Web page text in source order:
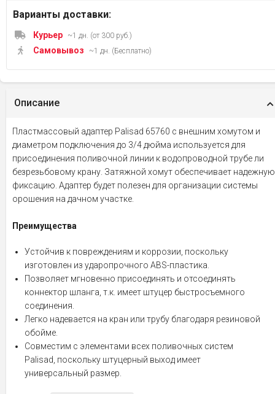
Варианты доставки:
Курьер ~1 дн. (от 300 руб.)
Самовывоз ~1 дн. (Бесплатно)
Описание
Пластмассовый адаптер Palisad 65760 с внешним хомутом и
диаметром подключения до 3/4 дюйма используется для
присоединения поливочной линии к водопроводной трубе ли
безрезьбовому крану. Затяжной хомут обеспечивает надежную
фиксацию. Адаптер будет полезен для организации системы
орошения на дачном участке.
Преимущества
Устойчив к повреждениям и коррозии, поскольку
изготовлен из ударопрочного ABS-пластика.
Позволяет мгновенно присоединять и отсоединять
коннектор шланга, т.к. имеет штуцер быстросъемного
соединения.
Легко надевается на кран или трубу благодаря резиновой
обойме.
Совместим с элементами всех поливочных систем
Palisad, поскольку штуцерный выход имеет
универсальный размер.